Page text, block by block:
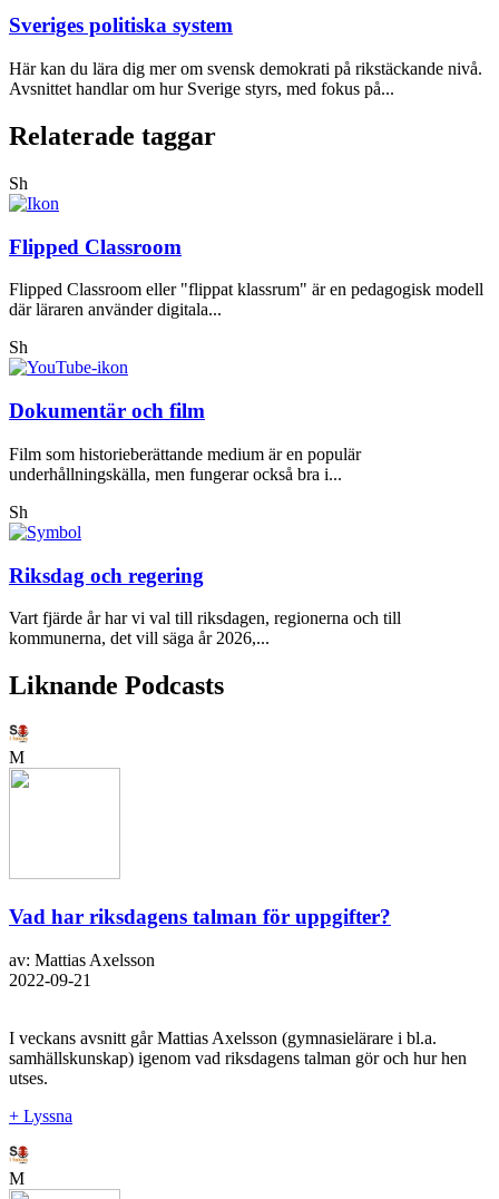
Sveriges politiska system
Här kan du lära dig mer om svensk demokrati på rikstäckande nivå.
Avsnittet handlar om hur Sverige styrs, med fokus på...
Relaterade taggar
Sh
Flipped Classroom
Flipped Classroom eller "flippat klassrum" är en pedagogisk modell
där läraren använder digitala...
Sh
Dokumentär och film
Film som historieberättande medium är en populär
underhållningskälla, men fungerar också bra i...
Sh
Riksdag och regering
Vart fjärde år har vi val till riksdagen, regionerna och till
kommunerna, det vill säga år 2026,...
Liknande Podcasts
M
Vad har riksdagens talman för uppgifter?
av: Mattias Axelsson
2022-09-21
I veckans avsnitt går Mattias Axelsson (gymnasielärare i bl.a.
samhällskunskap) igenom vad riksdagens talman gör och hur hen
utses.
+ Lyssna
M